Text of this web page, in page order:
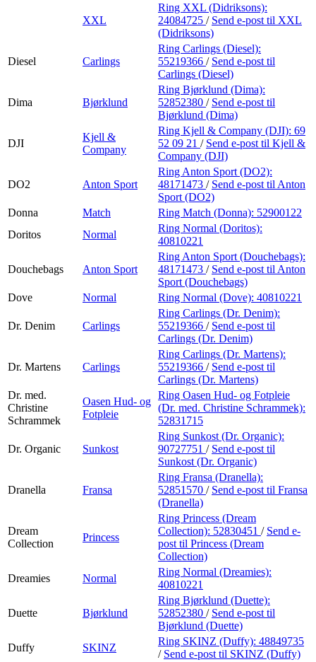
XXL
Ring XXL (Didriksons):
24084725 / Send e-post til XXL
(Didriksons)
Diesel Carlings
Ring Carlings (Diesel):
55219366 / Send e-post til
Carlings (Diesel)
Dima Bjørklund
Ring Bjørklund (Dima):
52852380 / Send e-post til
Bjørklund (Dima)
DJI
Kjell &
Company
Ring Kjell & Company (DJI): 69
52 09 21 / Send e-post til Kjell &
Company (DJI)
DO2 Anton Sport
Ring Anton Sport (DO2):
48171473 / Send e-post til Anton
Sport (DO2)
Donna
Match Ring Match (Donna): 52900122
Doritos
Normal
Ring Normal (Doritos):
40810221
Douchebags Anton Sport
Ring Anton Sport (Douchebags):
48171473 / Send e-post til Anton
Sport (Douchebags)
Dove
Normal Ring Normal (Dove): 40810221
Dr. Denim Carlings
Ring Carlings (Dr. Denim):
55219366 / Send e-post til
Carlings (Dr. Denim)
Dr. Martens Carlings
Ring Carlings (Dr. Martens):
55219366 / Send e-post til
Carlings (Dr. Martens)
Dr. med.
Christine
Schrammek
Oasen Hud- og
Fotpleie
Ring Oasen Hud- og Fotpleie
(Dr. med. Christine Schrammek):
52831715
Dr. Organic Sunkost
Ring Sunkost (Dr. Organic):
90727751 / Send e-post til
Sunkost (Dr. Organic)
Dranella Fransa
Ring Fransa (Dranella):
52851570 / Send e-post til Fransa
(Dranella)
Dream
Collection
Princess
Ring Princess (Dream
Collection): 52830451 / Send e-
post til Princess (Dream
Collection)
Dreamies
Normal
Ring Normal (Dreamies):
40810221
Duette Bjørklund
Ring Bjørklund (Duette):
52852380 / Send e-post til
Bjørklund (Duette)
Duffy
SKINZ
Ring SKINZ (Duffy): 48849735
/ Send e-post til SKINZ (Duffy)